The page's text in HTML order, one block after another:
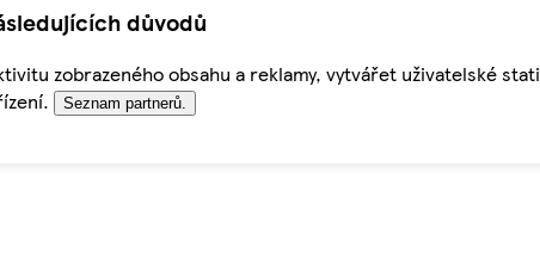
důvodů
zobrazeného obsahu a reklamy, vytvářet uživatelské
Seznam partnerů.